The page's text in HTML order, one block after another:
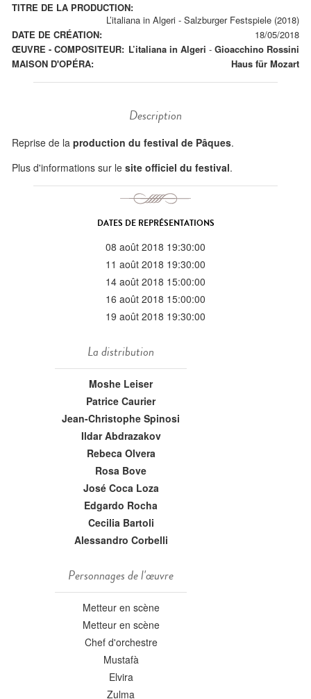
TITRE DE LA PRODUCTION:
L’italiana in Algeri - Salzburger Festspiele (2018)
DATE DE CRÉATION:
18/05/2018
ŒUVRE - COMPOSITEUR: L’italiana in Algeri - Gioacchino Rossini
MAISON D'OPÉRA:
Haus für Mozart
Description
Reprise de la production du festival de Pâques.
Plus d'informations sur le site officiel du festival.
DATES DE REPRÉSENTATIONS
08 août 2018 19:30:00
11 août 2018 19:30:00
14 août 2018 15:00:00
16 août 2018 15:00:00
19 août 2018 19:30:00
La distribution
Moshe Leiser
Patrice Caurier
Jean-Christophe Spinosi
Ildar Abdrazakov
Rebeca Olvera
Rosa Bove
José Coca Loza
Edgardo Rocha
Cecilia Bartoli
Alessandro Corbelli
Personnages de l'œuvre
Metteur en scène
Metteur en scène
Chef d'orchestre
Mustafà
Elvira
Zulma